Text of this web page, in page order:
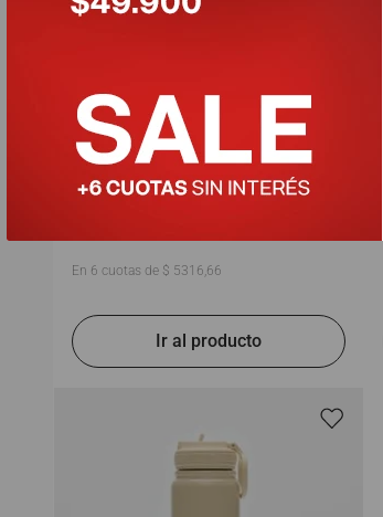
Botinero Training | Atomik
En 6 cuotas de $ 5316,66